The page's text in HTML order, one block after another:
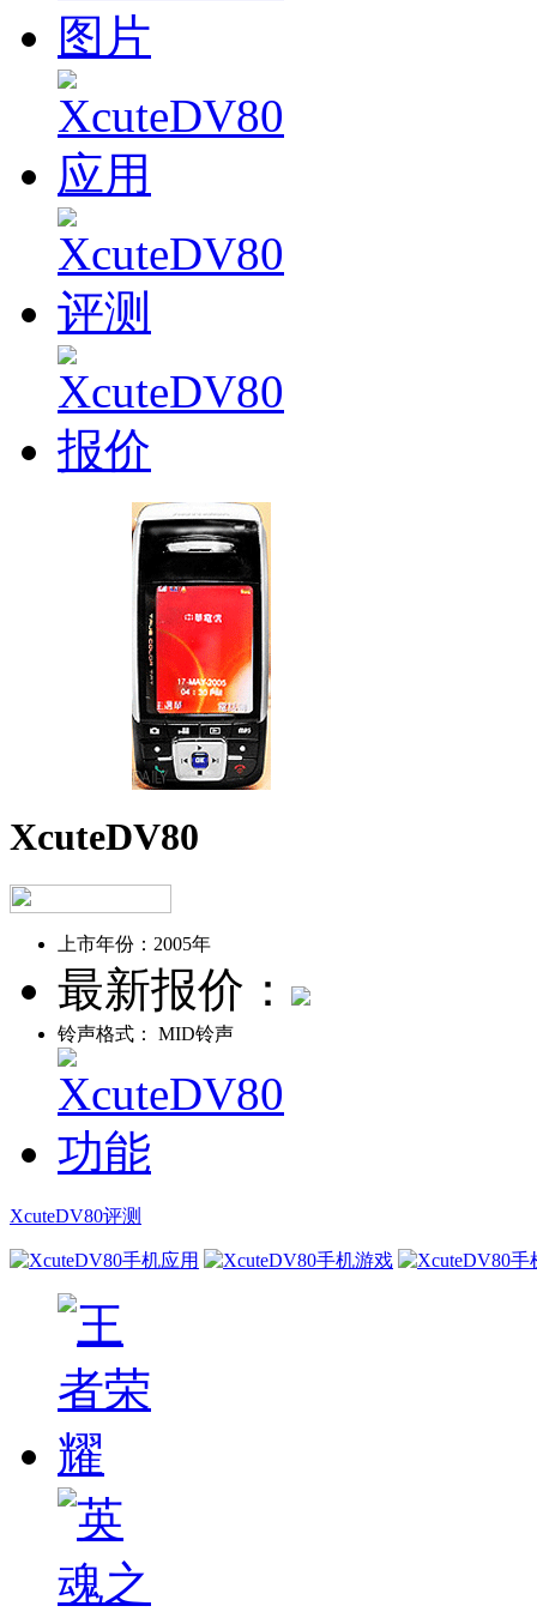
XcuteDV80
上市年份： 2005年
最新报价：
铃声格式： MID铃声
XcuteDV80评测